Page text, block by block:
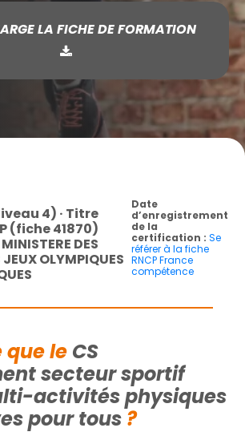
LA FICHE DE FORMATION
4) · Titre
(fiche 41870)
DES
JEUX OLYMPIQUES
Date
d’enregistrement
de la
certification : Se
référer à la fiche
RNCP France
compétence
que le CS
secteur sportif
activités physiques
pour tous ?